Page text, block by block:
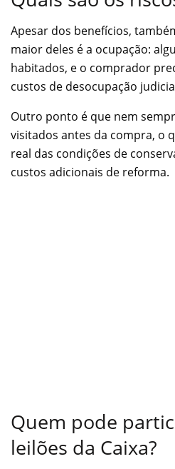
Apesar dos benefícios,
maior deles é a ocupação:
habitados, e o comprador
custos de desocupação
Outro ponto é que nem
visitados antes da compra, o
real das condições de
custos adicionais de reforma.
Quem pode
leilões da Caixa?